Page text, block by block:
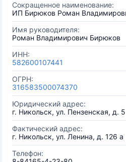
Сокращенное наименование:
ИП Бирюков Роман
Имя руководителя:
Роман Владимирович Бирюков
ИНН:
582600107441
ОГРН:
316583500074370
Юридический адрес:
г. Никольск, ул. Пензенская, д. 5
Фактический адрес:
г. Никольск, ул. Ленина, д. 126 а
Телефон: